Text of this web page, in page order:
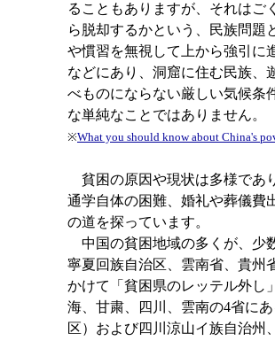
ることもありますが、それはご
ら脱却するかという、民族問題
や慣習を無視して上から強引に
などにあり、洞窟に住む民族、
べものにならない厳しい気候条
な単純なことではありません。
※What you should know about China's
貧困の原因や現状は多様であ
通学自体の困難、婚礼や葬儀費
の道を探っています。
中国の貧困地域の多くが、少
寧夏回族自治区、雲南省、貴州
かけて「貧困県のレッテル外し
海、甘粛、四川、雲南の4省に
区）および四川涼山イ族自治州